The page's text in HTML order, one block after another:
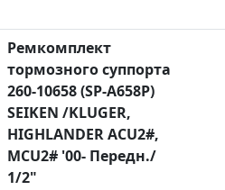
Ремкомплект
тормозного суппорта
260-10658 (SP-A658P)
SEIKEN /KLUGER,
HIGHLANDER ACU2#,
MCU2# '00- Передн./
1/2"